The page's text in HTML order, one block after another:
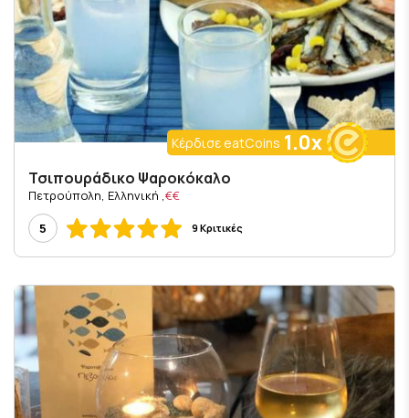
Κέρδισε eatCoins 1.0x
Τσιπουράδικο Ψαροκόκαλο
€€
, Πετρούπολη, Ελληνική
5
9 Κριτικές